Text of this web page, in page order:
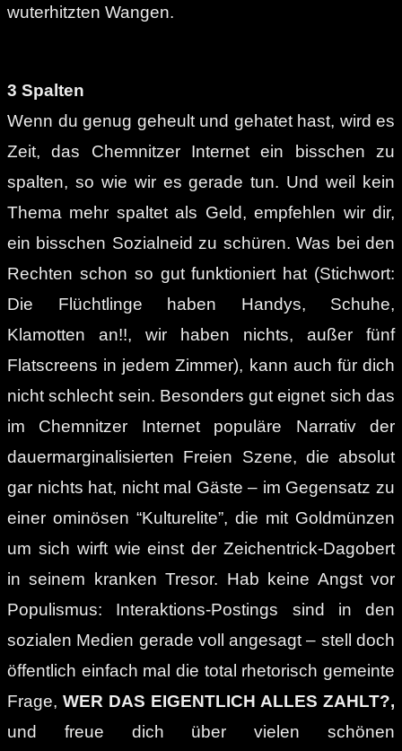
wuterhitzten Wangen.
3 Spalten
Wenn du genug geheult und gehatet hast, wird es
Zeit, das Chemnitzer Internet ein bisschen zu
spalten, so wie wir es gerade tun. Und weil kein
Thema mehr spaltet als Geld, empfehlen wir dir,
ein bisschen Sozialneid zu schüren. Was bei den
Rechten schon so gut funktioniert hat (Stichwort:
Die Flüchtlinge haben Handys, Schuhe,
Klamotten an!!, wir haben nichts, außer fünf
Flatscreens in jedem Zimmer), kann auch für dich
nicht schlecht sein. Besonders gut eignet sich das
im Chemnitzer Internet populäre Narrativ der
dauermarginalisierten Freien Szene, die absolut
gar nichts hat, nicht mal Gäste – im Gegensatz zu
einer ominösen “Kulturelite”, die mit Goldmünzen
um sich wirft wie einst der Zeichentrick-Dagobert
in seinem kranken Tresor. Hab keine Angst vor
Populismus: Interaktions-Postings sind in den
sozialen Medien gerade voll angesagt – stell doch
öffentlich einfach mal die total rhetorisch gemeinte
Frage, WER DAS EIGENTLICH ALLES ZAHLT?,
und freue dich über vielen schönen